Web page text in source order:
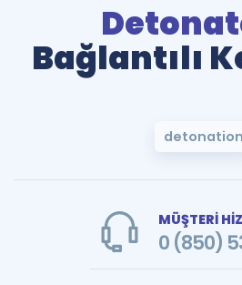
Bağlantılı
detonation
MÜŞTERİ
0 (850)